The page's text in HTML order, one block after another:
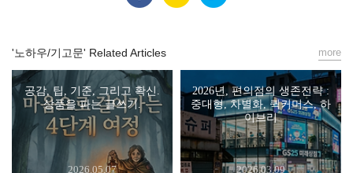
'노하우/기고문' Related Articles
공감, 팁, 기준, 그리고 확신.
상품을 파는 글쓰기.
2026.05.07
2026년, 편의점의 생존전략 :
중대형, 차별화, 퀵커머스, 하
이브리
2026.03.09
more